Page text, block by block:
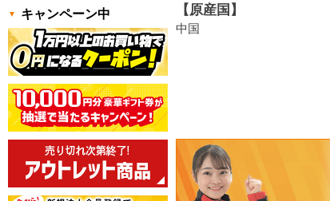
【原産国】
中国
キャンペーン中